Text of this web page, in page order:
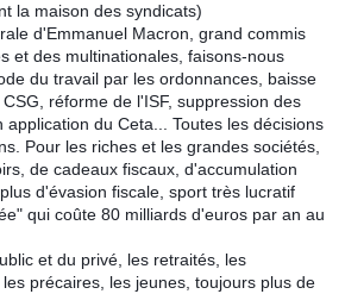
la maison des syndicats)
d'Emmanuel Macron, grand commis
et des multinationales, faisons-nous
du travail par les ordonnances, baisse
réforme de l'ISF, suppression des
application du Ceta... Toutes les décisions
Pour les riches et les grandes sociétés,
de cadeaux fiscaux, d'accumulation
d'évasion fiscale, sport très lucratif
qui coûte 80 milliards d'euros par an au
et du privé, les retraités, les
précaires, les jeunes, toujours plus de